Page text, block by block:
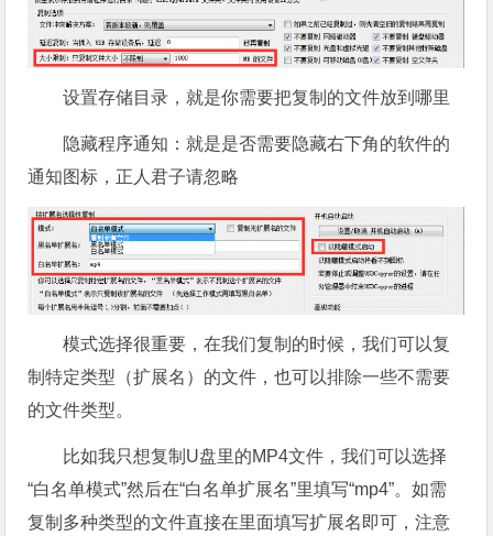
设置存储目录，就是你需要把复制的文件放到哪里
隐藏程序通知：就是是否需要隐藏右下角的软件的
通知图标，正人君子请忽略
模式选择很重要，在我们复制的时候，我们可以复
制特定类型（扩展名）的文件，也可以排除一些不需要
的文件类型。
比如我只想复制U盘里的MP4文件，我们可以选择
“白名单模式”然后在“白名单扩展名”里填写“mp4”。如需
复制多种类型的文件直接在里面填写扩展名即可，注意